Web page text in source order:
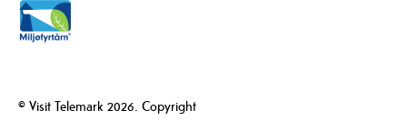
© Visit Telemark 2026. Copyright